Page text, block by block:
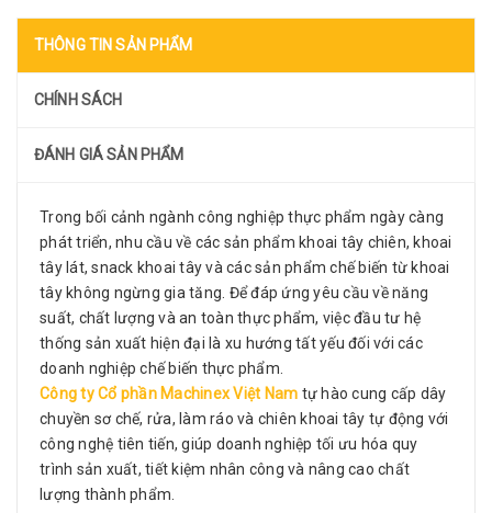
THÔNG TIN SẢN PHẨM
CHÍNH SÁCH
ĐÁNH GIÁ SẢN PHẨM
Trong bối cảnh ngành công nghiệp thực phẩm ngày càng
phát triển, nhu cầu về các sản phẩm khoai tây chiên, khoai
tây lát, snack khoai tây và các sản phẩm chế biến từ khoai
tây không ngừng gia tăng. Để đáp ứng yêu cầu về năng
suất, chất lượng và an toàn thực phẩm, việc đầu tư hệ
thống sản xuất hiện đại là xu hướng tất yếu đối với các
doanh nghiệp chế biến thực phẩm.
Công ty Cổ phần Machinex Việt Nam tự hào cung cấp dây
chuyền sơ chế, rửa, làm ráo và chiên khoai tây tự động với
công nghệ tiên tiến, giúp doanh nghiệp tối ưu hóa quy
trình sản xuất, tiết kiệm nhân công và nâng cao chất
lượng thành phẩm.